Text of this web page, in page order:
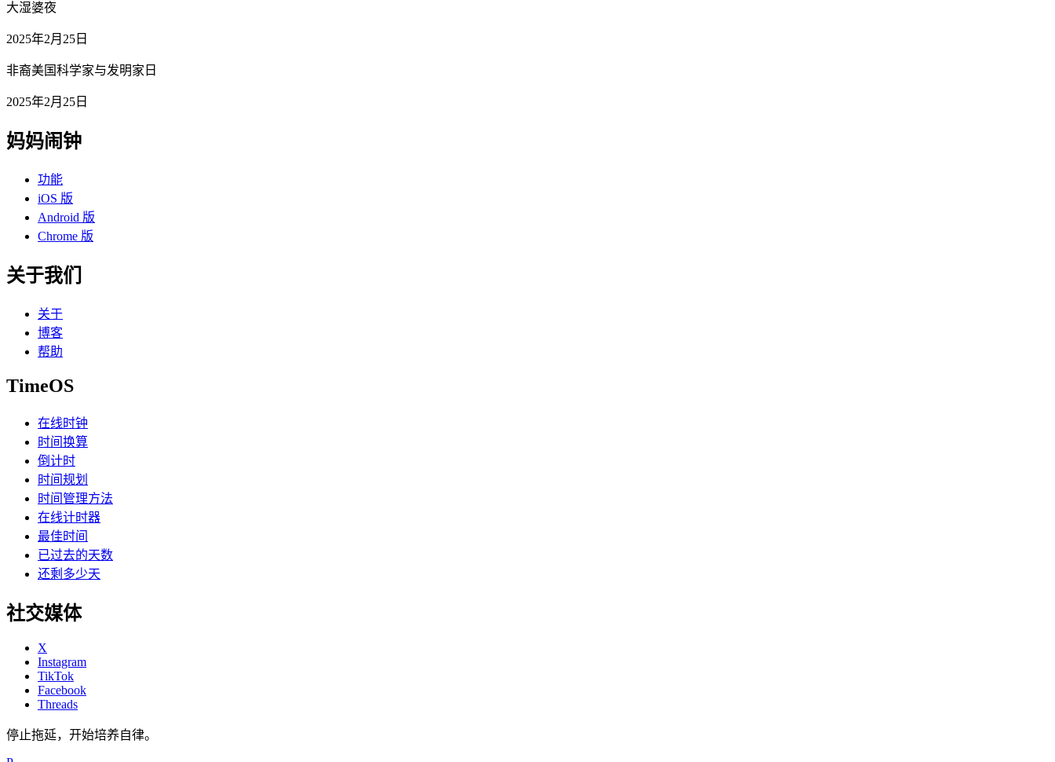
大湿婆夜
2025年2月25日
非裔美国科学家与发明家日
2025年2月25日
妈妈闹钟
功能
iOS 版
Android 版
Chrome 版
关于我们
关于
博客
帮助
TimeOS
在线时钟
时间换算
倒计时
时间规划
时间管理方法
在线计时器
最佳时间
已过去的天数
还剩多少天
社交媒体
X
Instagram
TikTok
Facebook
Threads
停止拖延，开始培养自律。